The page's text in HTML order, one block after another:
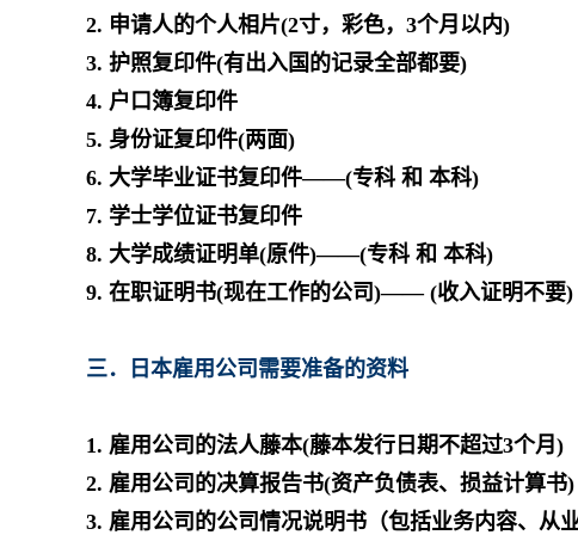
2. 申请人的个人相片(2寸，彩色，3个月以内)
3. 护照复印件(有出入国的记录全部都要)
4. 户口簿复印件
5. 身份证复印件(两面)
6. 大学毕业证书复印件——(专科 和 本科)
7. 学士学位证书复印件
8. 大学成绩证明单(原件)——(专科 和 本科)
9. 在职证明书(现在工作的公司)—— (收入证明不要)
三．日本雇用公司需要准备的资料
1. 雇用公司的法人藤本(藤本发行日期不超过3个月)
2. 雇用公司的决算报告书(资产负债表、损益计算书)
3. 雇用公司的公司情况说明书（包括业务内容、从业